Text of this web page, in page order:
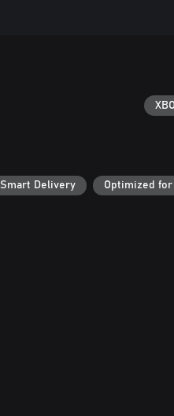
Optimized
Smart Delivery